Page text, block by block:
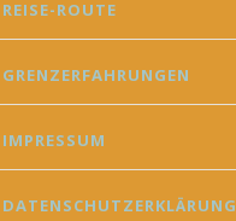
REISE-ROUTE
GRENZERFAHRUNGEN
IMPRESSUM
DATENSCHUTZERKLÄRUNG